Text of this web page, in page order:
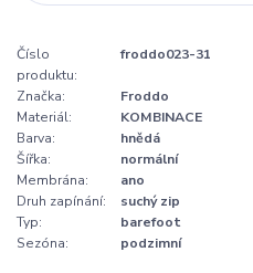
Číslo
produktu:
froddo023-31
Značka:
Froddo
Materiál:
KOMBINACE
Barva:
hnědá
Šířka:
normální
Membrána:
ano
Druh zapínání:
suchý zip
Typ:
barefoot
Sezóna:
podzimní